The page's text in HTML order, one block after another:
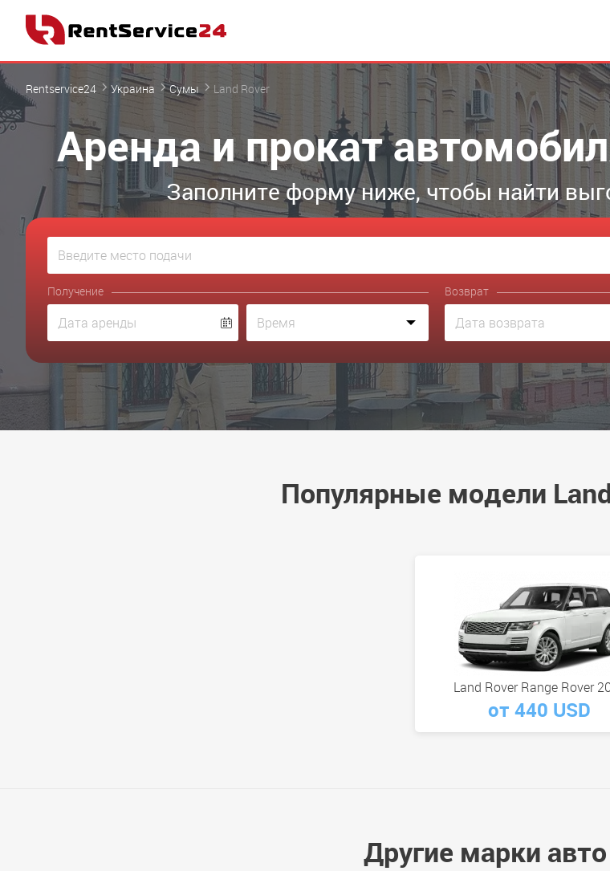
Rentservice24 Украина Сумы Land Rover
Аренда и прокат
Заполните форму ниже, чтобы найти
Получение Возврат
Популярные модели
Land Rover Range Rover
от 440 USD
Другие марки